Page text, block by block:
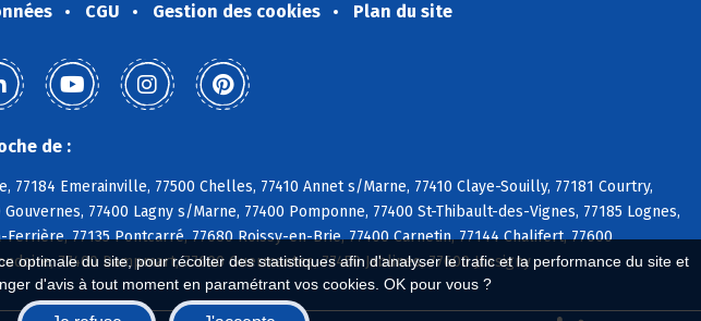
optimale du site, pour récolter des statistiques afin d'analyser le trafic et la performance du site et
d'avis à tout moment en paramétrant vos cookies. OK pour vous ?
CGU Gestion des cookies Plan du site
de :
77184 Emerainville, 77500 Chelles, 77410 Annet s/Marne, 77410 Claye-Souilly, 77181 Courtry,
77400 Lagny s/Marne, 77400 Pomponne, 77400 St-Thibault-des-Vignes, 77185 Lognes,
77135 Pontcarré, 77680 Roissy-en-Brie, 77400 Carnetin, 77144 Chalifert, 77600
77400 Dampmart, 77600 Guermantes, 77450 Jablines, 77600 Jossigny